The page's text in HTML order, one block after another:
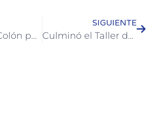
Atletas de Colón participan en el programa “Jóvenes Promesas”
SIGUIENTE
Culminó el Taller de Costura destinado a emprendedores de Colón